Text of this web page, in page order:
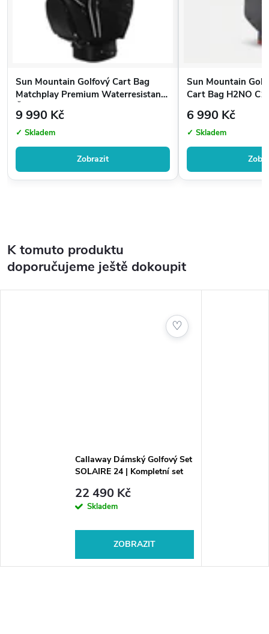
Sun Mountain Golfový Cart Bag
Matchplay Premium Waterresistant,
9 990 Kč
✓ Skladem
Zobrazit
Sun Mountain
Cart Bag H2NO
6 990 Kč
✓ Skladem
K tomuto produktu
doporučujeme ještě dokoupit
Callaway Dámský Golfový Set
SOLAIRE 24 | Kompletní set
kombinacích
22 490 Kč
Skladem
ZOBRAZIT
♡